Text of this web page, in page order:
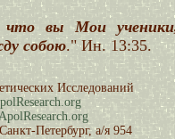
вы Мои
собою." Ин. 13:35.
Исследований
Петербург, а/я 954